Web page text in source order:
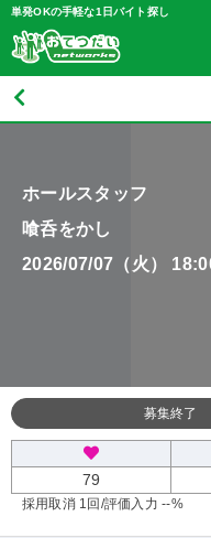
単発OKの手軽な1日バイト探し
ホールスタッフ
喰呑をかし
2026/07/07（火）
募集終了
79
採用取消 1回 /評価入力 --%